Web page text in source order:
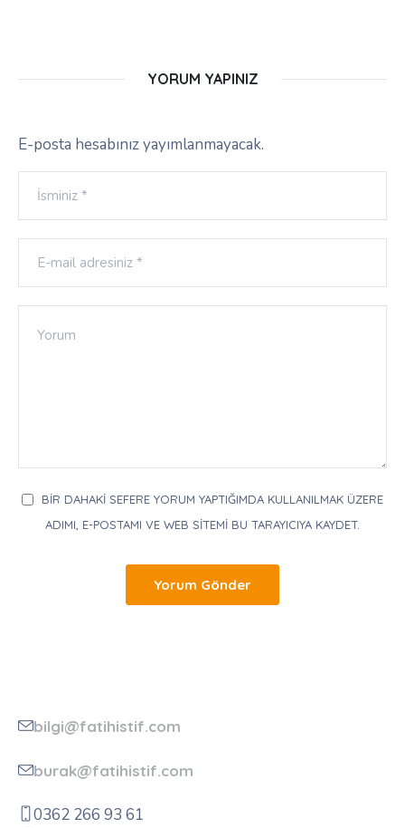
YORUM YAPINIZ
E-posta hesabınız yayımlanmayacak.
BIR DAHAKI SEFERE YORUM YAPTIĞIMDA KULLANILMAK ÜZERE
ADIMI, E-POSTAMI VE WEB SITEMI BU TARAYICIYA KAYDET.
bilgi@fatihistif.com
burak@fatihistif.com
0362 266 93 61